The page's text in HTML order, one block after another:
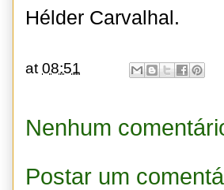
Hélder Carvalhal.
at08:51
Nenhum
Postar um